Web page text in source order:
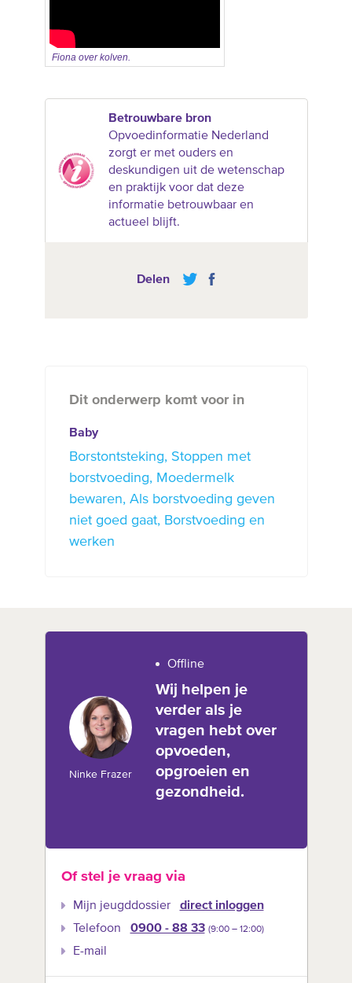
Fiona over kolven.
Betrouwbare bron
Opvoedinformatie Nederland
zorgt er met ouders en
deskundigen uit de wetenschap
en praktijk voor dat deze
informatie betrouwbaar en
actueel blijft.
Delen
Dit onderwerp komt voor in
Baby
Borstontsteking
Stoppen met
borstvoeding
Moedermelk
bewaren Als borstvoeding geven
niet goed gaat
Borstvoeding en
werken
Ninke Frazer
Offline
Wij helpen je
verder als je
vragen hebt over
opvoeden,
opgroeien en
gezondheid.
Of stel je vraag via
Mijn jeugddossier
direct inloggen
Telefoon
0900 - 88 33 (9:00 –‍ 12:00)
E-mail